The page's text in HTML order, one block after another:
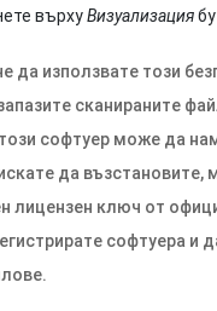
върхуВизуализация
да използвате този
сканираните
софтуер може да
да възстановите,
лицензен ключ от
софтуера и